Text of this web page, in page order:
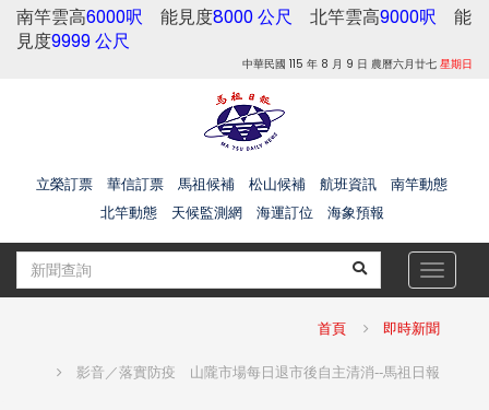
南竿雲高6000呎 能見度8000 公尺 北竿雲高9000呎 能
見度9999 公尺
中華民國 115 年 8 月 9 日 農曆六月廿七 星期日
立榮訂票 華信訂票 馬祖候補 松山候補 航班資訊
南竿動態
北竿動態
天候監測網 海運訂位 海象預報
Toggle
首頁 即時新聞
影音／落實防疫 山隴市場每日退市後自主清消--馬祖日報